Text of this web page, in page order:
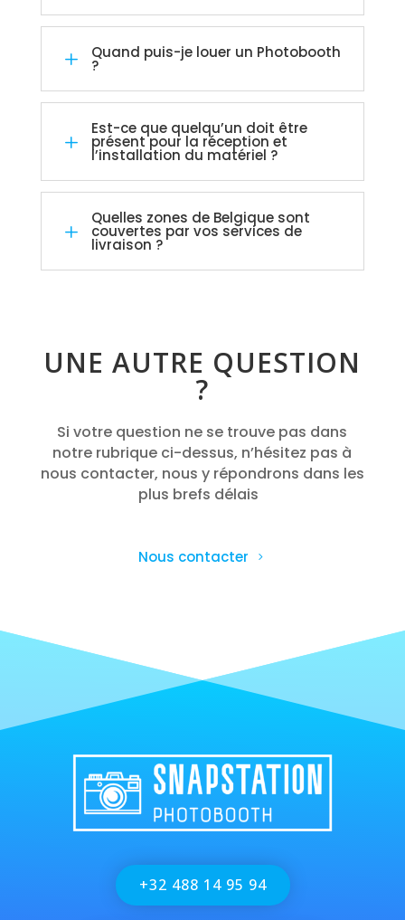
L Quand puis-je louer un Photobooth
?
L
Est-ce que quelqu’un doit être
présent pour la réception et
l’installation du matériel ?
L
Quelles zones de Belgique sont
couvertes par vos services de
livraison ?
UNE AUTRE QUESTION
?
Si votre question ne se trouve pas dans
notre rubrique ci-dessus, n’hésitez pas à
nous contacter, nous y répondrons dans les
plus brefs délais
Nous contacter
+32 488 14 95 94